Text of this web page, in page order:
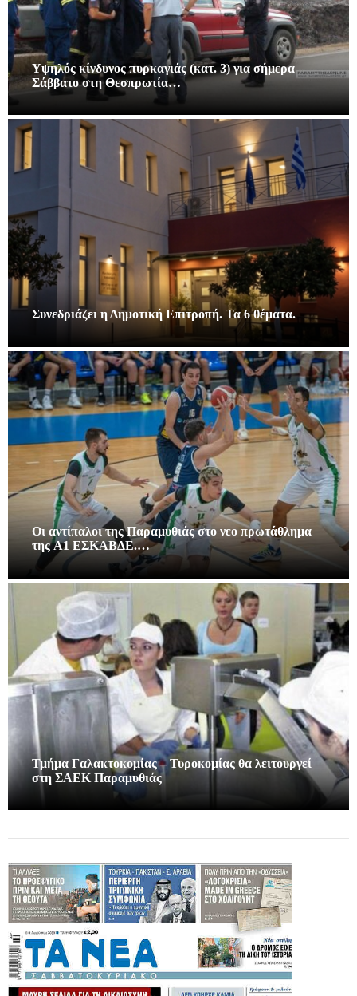
Υψηλός κίνδυνος πυρκαγιάς (κατ. 3) για σήμερα
Σάββατο στη Θεσπρωτία…
Συνεδριάζει η Δημοτική Επιτροπή. Τα 6 θέματα.
Οι αντίπαλοι της Παραμυθιάς στο νεο πρωτάθλημα
της A1 ΕΣΚΑΒΔΕ.…
Τμήμα Γαλακτοκομίας – Τυροκομίας θα λειτουργεί
στη ΣΑΕΚ Παραμυθιάς